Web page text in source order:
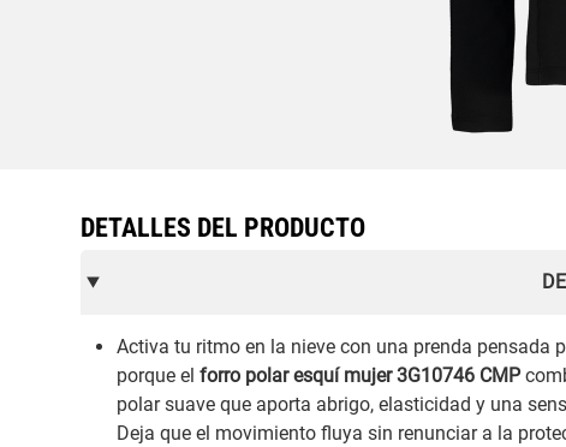
DETALLES DEL PRODUCTO
Activa tu ritmo en la nieve con una prenda pensada
porque elforro polar esquí mujer 3G10746 CMP
polar suave que aporta abrigo, elasticidad y una
Deja que el movimiento fluya sin renunciar a la